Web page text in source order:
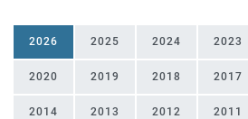
2026 2025 2024 2023
2020 2019 2018 2017
2014 2013 2012 2011